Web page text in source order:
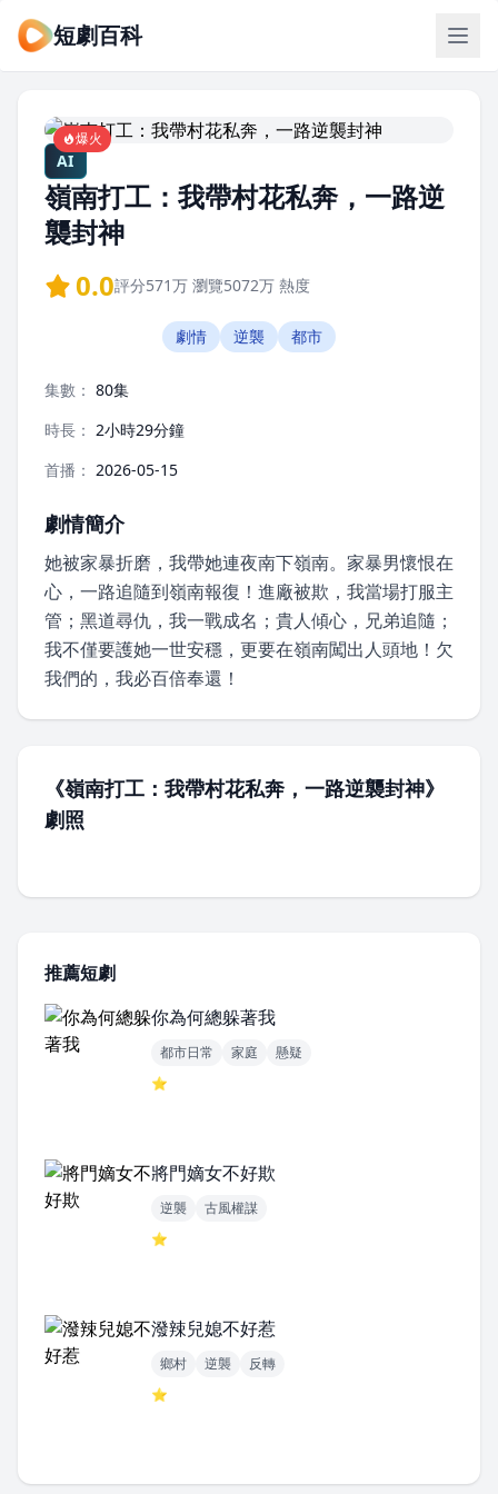
短劇百科
爆火
AI
嶺南打工：我帶村花私奔，一路逆
襲封神
0.0評分571万 瀏覽5072万 熱度
劇情 逆襲 都市
集數： 80集
時長： 2小時29分鐘
首播： 2026-05-15
劇情簡介
她被家暴折磨，我帶她連夜南下嶺南。家暴男懷恨在
心，一路追隨到嶺南報復！進廠被欺，我當場打服主
管；黑道尋仇，我一戰成名；貴人傾心，兄弟追隨；
我不僅要護她一世安穩，更要在嶺南闖出人頭地！欠
我們的，我必百倍奉還！
《嶺南打工：我帶村花私奔，一路逆襲封神》
劇照
推薦短劇
你為何總躲著我
都市日常 家庭
懸疑
⭐
將門嫡女不好欺
逆襲
古風權謀
⭐
潑辣兒媳不好惹
鄉村 逆襲
反轉
⭐